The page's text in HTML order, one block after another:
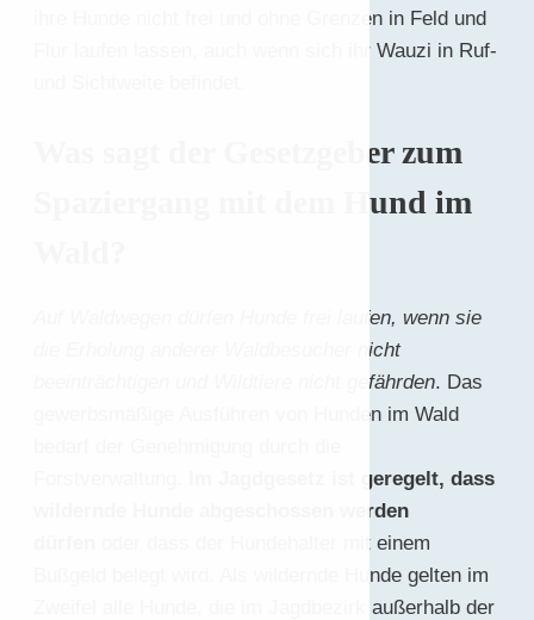
ihre Hunde nicht frei und ohne Grenzen in Feld und
Flur laufen lassen, auch wenn sich ihr Wauzi in Ruf-
Was sagt der Gesetzgeber zum
Spaziergang mit dem Hund im
Auf Waldwegen dürfen Hunde frei laufen, wenn sie
die Erholung anderer Waldbesucher nicht
beeinträchtigen und Wildtiere nicht gefährden. Das
gewerbsmäßige Ausführen von Hunden im Wald
Im Jagdgesetz ist geregelt, dass
wildernde Hunde abgeschossen werden
oder dass der Hundehalter mit einem
Bußgeld belegt wird. Als wildernde Hunde gelten im
Zweifel alle Hunde, die im Jagdbezirk außerhalb der